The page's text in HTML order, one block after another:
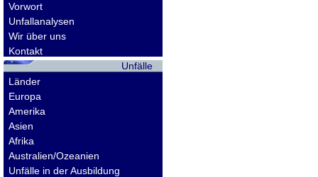
Vorwort
Unfallanalysen
Wir über uns
Kontakt
Unfälle
Länder
Europa
Amerika
Asien
Afrika
Australien/Ozeanien
Unfälle in der Ausbildung